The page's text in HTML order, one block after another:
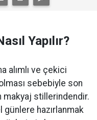
Yapılır?
alımlı ve çekici
sebebiyle son
makyaj stillerindendir.
hazırlanmak